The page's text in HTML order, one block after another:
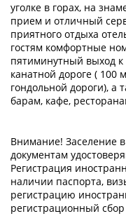
уголке в горах, на
прием и отличный
приятного отдыха
гостям комфортные
пятиминутный выход
канатной дороге ( 100
гондольной дороги),
барам, кафе,
Внимание! Заселение
документам
Регистрация
наличии паспорта,
регистрацию
регистрационный